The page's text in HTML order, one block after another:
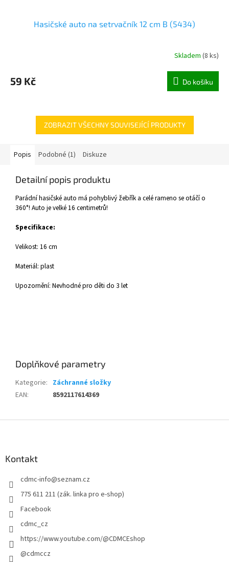
Hasičské auto na setrvačník 12 cm B (5434)
Skladem (8 ks)
59 Kč Do košíku
ZOBRAZIT VŠECHNY SOUVISEJÍCÍ PRODUKTY
Popis Podobné (1) Diskuze
Detailní popis produktu
Parádní hasičské auto má pohyblivý žebřík a celé rameno se otáčí o
360°! Auto je velké 16 centimetrů!
Specifikace:
Velikost: 16 cm
Materiál: plast
Upozornění: Nevhodné pro děti do 3 let
Doplňkové parametry
Kategorie: Záchranné složky
EAN: 8592117614369
Kontakt
cdmc-info@seznam.cz
775 611 211 (zák. linka pro e-shop)
Facebook
cdmc_cz
https://www.youtube.com/@CDMCEshop
@cdmccz